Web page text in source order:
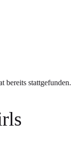
bereits stattgefunden.